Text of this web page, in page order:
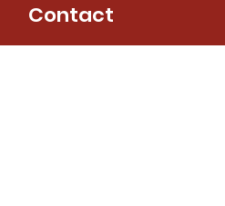
Contact